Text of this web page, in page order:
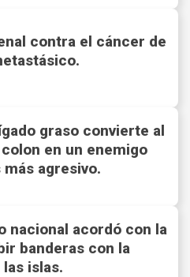
contra el cáncer de
graso convierte al
en un enemigo
agresivo.
nacional acordó con la
banderas con la
islas.